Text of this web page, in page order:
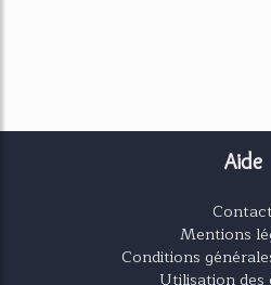
Aide
Mentions
Conditions
Utilisation des